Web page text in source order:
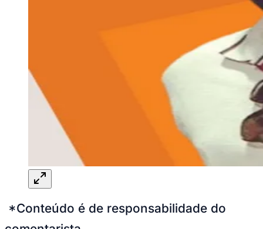
*Conteúdo é de responsabilidade do